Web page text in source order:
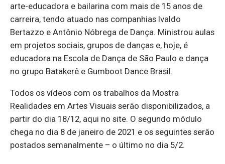
arte-educadora e bailarina com mais de 15 anos de
carreira, tendo atuado nas companhias Ivaldo
Bertazzo e Antônio Nóbrega de Dança. Ministrou aulas
em projetos sociais, grupos de danças e, hoje, é
educadora na Escola de Dança de São Paulo e dança
no grupo Batakerê e Gumboot Dance Brasil.
Todos os vídeos com os trabalhos da Mostra
Realidades em Artes Visuais serão disponibilizados, a
partir do dia 18/12, aqui no site. O segundo módulo
chega no dia 8 de janeiro de 2021 e os seguintes serão
postados semanalmente – o último no dia 5/2.